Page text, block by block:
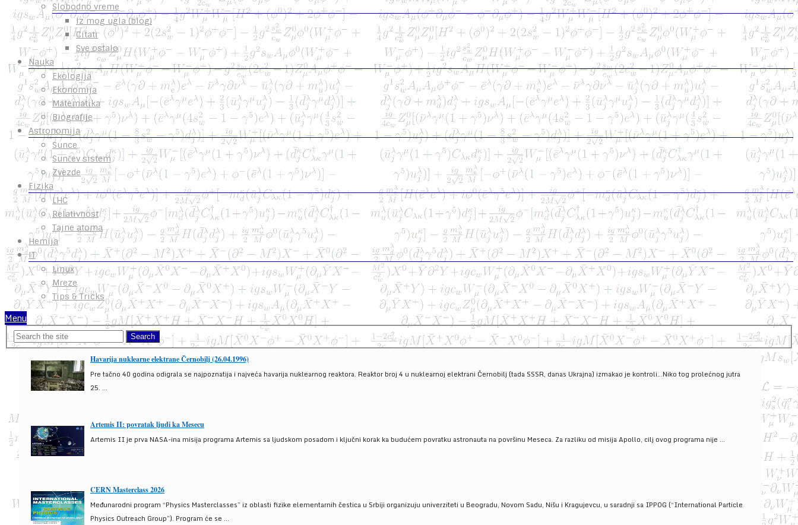
Slobodno vreme
Iz mog ugla (blog)
Citati
Sve ostalo
Nauka
Ekologija
Ekonomija
Matematika
Biografije
Astronomija
Sunce
Sunčev sistem
Zvezde
Fizika
LHC
Relativnost
Tajne atoma
Hemija
IT
Linux
Mreze
Tips & Tricks
Menu
Havarija nuklearne elektrane Černobilj (26.04.1996)
Pre tačno 40 godina odigrala se najpoznatija i najveća havarija nuklearnog reaktora. Reaktor broj 4 u nuklearnoj elektrani Černobilj (tada SSSR, danas Ukrajna) izmakao je kontroli...Niko tog prolećnog jutra
25. ...
Artemis II: povratak ljudi ka Mesecu
Artemis II je prva NASA-ina misija programa Artemis sa ljudskom posadom i ključni korak ka budućem povratku astronauta na površinu Meseca. Za razliku od misija Apollo, cilj ovog programa nije ...
CERN Masterclass 2026
Međunarodni program “Physics Masterclasses” iz oblasti fizike elementarnih čestica u Srbiji organizuju univerziteti u Beogradu, Novom Sadu, Nišu i Kragujevcu, u saradnji sa IPPOG (“International Particle
Physics Outreach Group”). Program će se ...